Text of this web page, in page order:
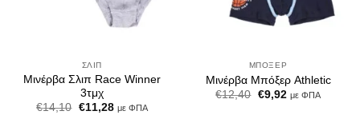
ΣΛΙΠ
Μινέρβα Σλιπ Race Winner
3τμχ
€14,10 Original
€11,28Ημε ΦΠΑ
ΜΠΌΞΕΡ
Μινέρβα Μπόξερ Athletic
€12,40 Original
€9,92Ημε ΦΠΑ